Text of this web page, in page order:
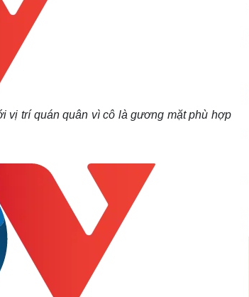
vị trí quán quân vì cô là gương mặt phù hợp